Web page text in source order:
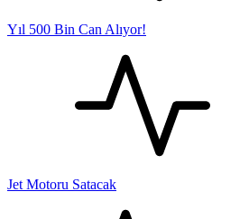
Yıl 500 Bin Can Alıyor!
Jet Motoru Satacak